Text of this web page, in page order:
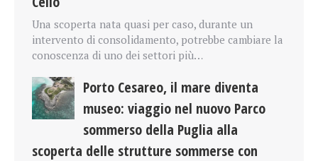
Una scoperta nata quasi per caso, durante un
intervento di consolidamento, potrebbe cambiare la
conoscenza di uno dei settori più…
Porto Cesareo, il mare diventa
museo: viaggio nel nuovo Parco
sommerso della Puglia alla
scoperta delle strutture sommerse con